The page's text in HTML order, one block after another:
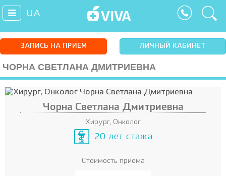
UA
ЗАПИСЬ НА ПРИЕМ ЛИЧНЫЙ КАБИНЕТ
ЧОРНА СВЕТЛАНА ДМИТРИЕВНА
Чорна Светлана Дмитриевна
Хирург, Онколог
20 лет стажа
Стоимость приема